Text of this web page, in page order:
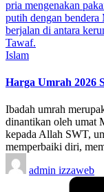
Posted
Islam
Harga Umrah 2026
Ibadah umrah
dinantikan oleh umat
kepada Allah SWT,
memperbaiki diri,
Posted
by
admin izzaweb